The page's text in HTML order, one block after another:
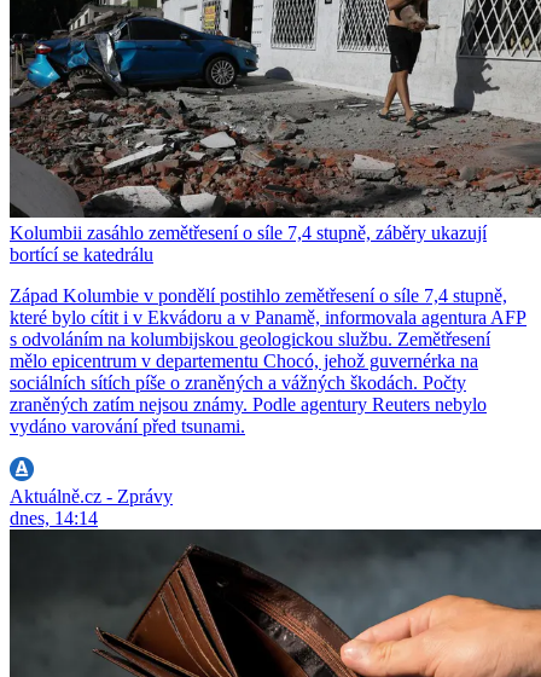
Kolumbii zasáhlo zemětřesení o síle 7,4 stupně, záběry ukazují
bortící se katedrálu
Západ Kolumbie v pondělí postihlo zemětřesení o síle 7,4 stupně,
které bylo cítit i v Ekvádoru a v Panamě, informovala agentura AFP
s odvoláním na kolumbijskou geologickou službu. Zemětřesení
mělo epicentrum v departementu Chocó, jehož guvernérka na
sociálních sítích píše o zraněných a vážných škodách. Počty
zraněných zatím nejsou známy. Podle agentury Reuters nebylo
vydáno varování před tsunami.
Aktuálně.cz - Zprávy
dnes, 14:14